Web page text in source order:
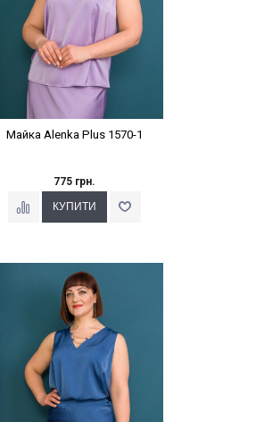
Майка Alenka Plus 1570-1
775 грн.
Наклейки Варіант з %